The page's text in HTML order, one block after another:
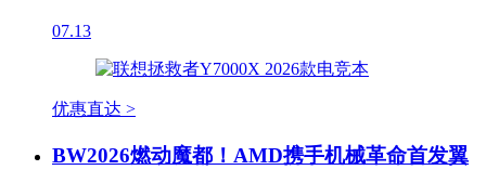
07.13
优惠直达 >
BW2026燃动魔都！AMD携手机械革命首发翼